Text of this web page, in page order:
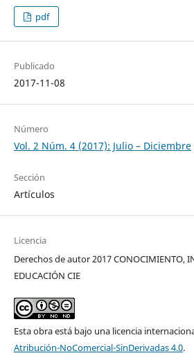
pdf
Publicado
2017-11-08
Número
Vol. 2 Núm. 4 (2017): Julio – Diciembre
Sección
Artículos
Licencia
Derechos de autor 2017 CONOCIMIENTO,
EDUCACIÓN CIE
Esta obra está bajo una licencia
Atribución-NoComercial-SinDerivadas 4.0.